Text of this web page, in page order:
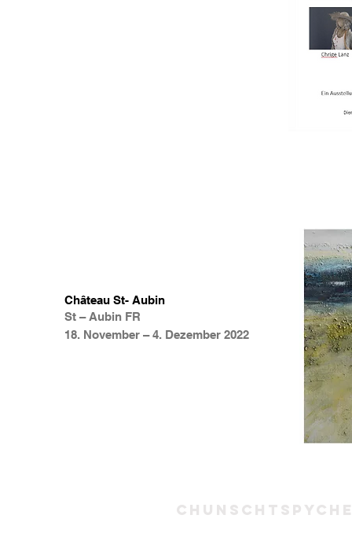
Château St- Aubin
St – Aubin FR
18. November – 4. Dezember 2022